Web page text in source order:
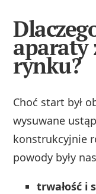
aparaty
rynku?
Choć start był
wysuwane
konstrukcyjnie
powody były
trwałość i